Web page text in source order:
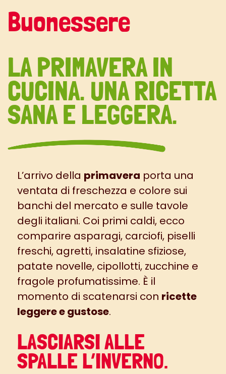
Buonessere
LA PRIMAVERA IN
CUCINA. UNA RICETTA
SANA E LEGGERA.
L’arrivo della primavera porta una
ventata di freschezza e colore sui
banchi del mercato e sulle tavole
degli italiani. Coi primi caldi, ecco
comparire asparagi, carciofi, piselli
freschi, agretti, insalatine sfiziose,
patate novelle, cipollotti, zucchine e
fragole profumatissime. È il
momento di scatenarsi con ricette
leggere e gustose.
LASCIARSI ALLE
SPALLE L’INVERNO.